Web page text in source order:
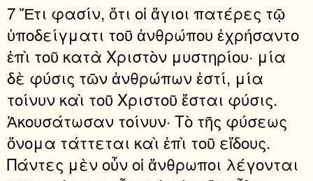
7 Ἔτι φασίν, ὅτι οἱ ἅγιοι πατέρες τῷ
ὑποδείγματι τοῦ ἀνθρώπου ἐχρήσαντο
ἐπὶ τοῦ κατὰ Χριστὸν μυστηρίου· μία
δὲ φύσις τῶν ἀνθρώπων ἐστί, μία
τοίνυν καὶ τοῦ Χριστοῦ ἔσται φύσις.
Ἀκουσάτωσαν τοίνυν· Τὸ τῆς φύσεως
ὄνομα τάττεται καὶ ἐπὶ τοῦ εἴδους.
Πάντες μὲν οὖν οἱ ἄνθρωποι λέγονται